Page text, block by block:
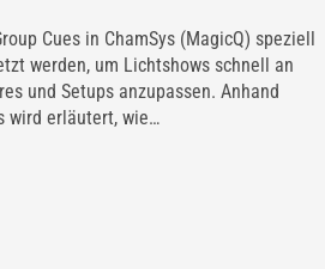
Cues in ChamSys (MagicQ) speziell
werden, um Lichtshows schnell an
und Setups anzupassen. Anhand
wird erläutert, wie…